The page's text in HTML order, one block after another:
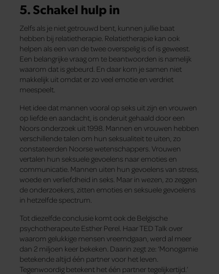
5. Schakel hulp in
Zelfs als je niet getrouwd bent, kunnen jullie baat
hebben bij relatietherapie. Relatietherapie kan ook
helpen als een van de twee overspelig is of is geweest.
Een belangrijke vraag om te beantwoorden is namelijk
waarom dat is gebeurd. En daar kom je samen niet
makkelijk uit omdat er zo veel emotie en verdriet
meespeelt.
Het idee dat mannen vooral op seks uit zijn en vrouwen
op liefde en aandacht, is onderuit gehaald door een
Noors onderzoek uit 1998. Mannen en vrouwen hebben
verschillende talen om hun seksualiteit te uiten, zo
constateerden Noorse wetenschappers. Vrouwen
vertalen hun seksuele gevoelens naar emoties en
communicatie. Mannen uiten hun gevoelens van stress,
woede en verliefdheid in seks. Maar in wezen, zo zeggen
de onderzoekers, zitten emoties en seksuele gevoelens
in hetzelfde spectrum.
Tot diezelfde conclusie komt ook de Belgische
psychotherapeute Esther Perel. Haar TED Talk over
waarom gelukkige mensen vreemdgaan, werd al meer
dan 2 miljoen keer bekeken. Daarin zegt ze: ‘Monogamie
betekende altijd één partner voor het leven.
Tegenwoordig betekent het één partner tegelijkertijd.’